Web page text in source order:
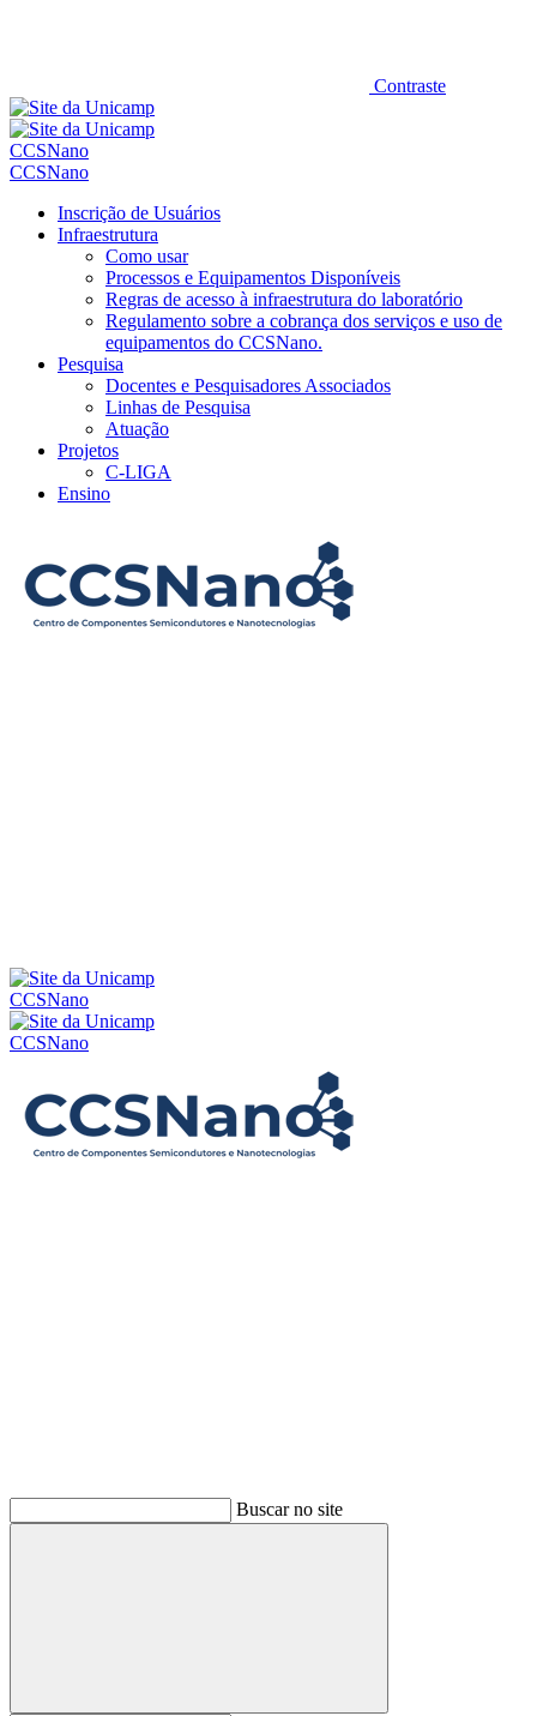
Contraste
CCSNano
CCSNano
Inscrição de Usuários
Infraestrutura
Como usar
Processos e Equipamentos Disponíveis
Regras de acesso à infraestrutura do laboratório
Regulamento sobre a cobrança dos serviços e uso de
equipamentos do CCSNano.
Pesquisa
Docentes e Pesquisadores Associados
Linhas de Pesquisa
Atuação
Projetos
C-LIGA
Ensino
CCSNano
CCSNano
Buscar no site